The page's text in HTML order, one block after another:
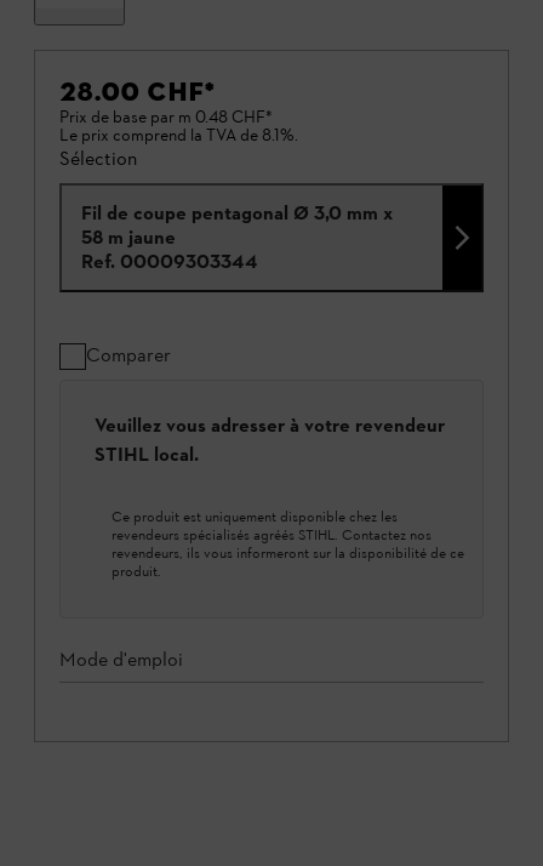
28.00 CHF*
Prix de base par m 0.48 CHF*
Le prix comprend la TVA de 8.1%.
Sélection
Fil de coupe pentagonal Ø 3,0 mm x
58 m jaune
Ref. 00009303344
Comparer
Veuillez vous adresser à votre revendeur
STIHL local.
Ce produit est uniquement disponible chez les
revendeurs spécialisés agréés STIHL. Contactez nos
revendeurs, ils vous informeront sur la disponibilité de ce
produit.
Mode d'emploi